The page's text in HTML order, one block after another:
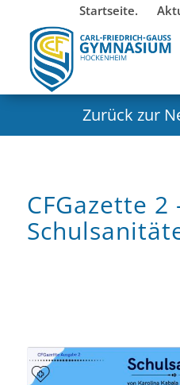
Startseite.
Zurück zur
CFGazette 2